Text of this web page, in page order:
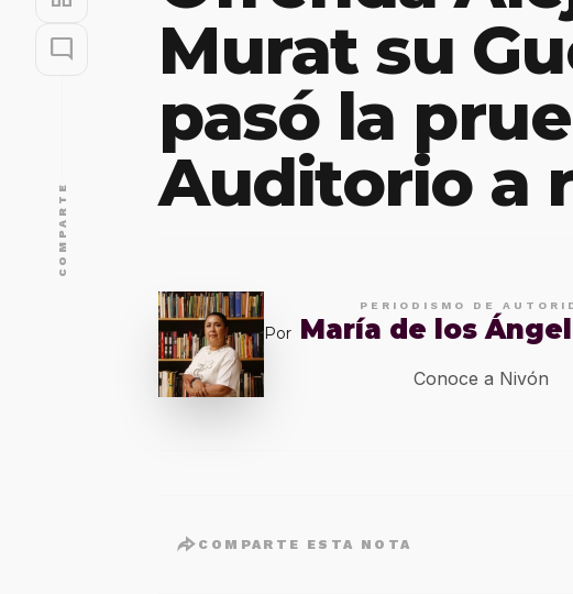
mode_comment
COMPARTE
Murat su
pasó la
Auditorio a
PERIODISMO DE
Por María de los
Conoce a Nivón
COMPARTE ESTA NOTA